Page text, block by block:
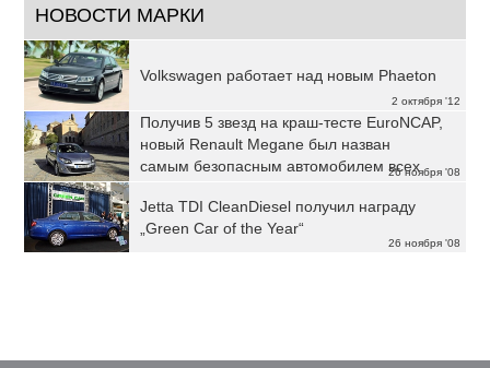
НОВОСТИ МАРКИ
2 октября '12
Volkswagen работает над новым Phaeton
26 ноября '08
Получив 5 звезд на краш-тесте EuroNCAP,
новый Renault Megane был назван
самым безопасным автомобилем всех
26 ноября '08
Jetta TDI CleanDiesel получил награду
„Green Car of the Year“